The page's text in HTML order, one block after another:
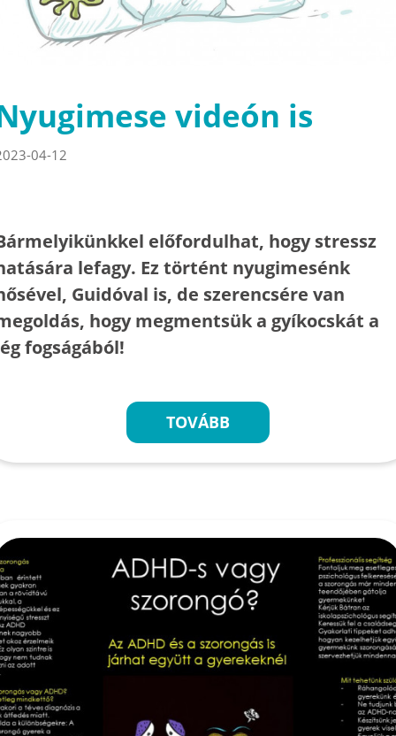
videón is
04-12
előfordulhat, hogy stressz
lefagy. Ez történt nyugimesénk
Guidóval is, de szerencsére van
hogy megmentsük a gyíkocskát a
fogságából!
TOVÁBB